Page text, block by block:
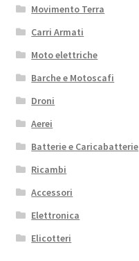
Movimento Terra
Carri Armati
Moto elettriche
Barche e Motoscafi
Droni
Aerei
Batterie e Caricabatterie
Ricambi
Accessori
Elettronica
Elicotteri